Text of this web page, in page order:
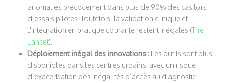
anomalies précocement dans plus de 90% des cas lors
d’essais pilotes. Toutefois, la validation clinique et
l'intégration en pratique courante restent inégales (The
Lancet).
Déploiement inégal des innovations : Les outils sont plus
disponibles dans les centres urbains, avec un risque
d’exacerbation des inégalités d’accès au diagnostic.